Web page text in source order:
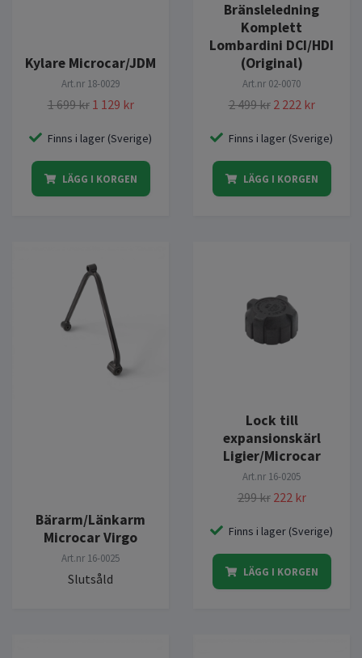
Kylare Microcar/JDM
Art.nr 18-0029
1 699 kr 1 129 kr
Finns i lager (Sverige)
LÄGG I KORGEN
Bränsleledning
Komplett
Lombardini DCI/HDI
(Original)
Art.nr 02-0070
2 499 kr 2 222 kr
Finns i lager (Sverige)
LÄGG I KORGEN
Bärarm/Länkarm
Microcar Virgo
Art.nr 16-0025
Slutsåld
Lock till
expansionskärl
Ligier/Microcar
Art.nr 16-0205
299 kr 222 kr
Finns i lager (Sverige)
LÄGG I KORGEN